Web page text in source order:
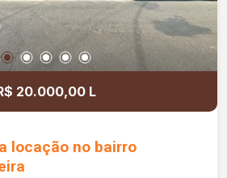
20.000,00 L
locação no bairro